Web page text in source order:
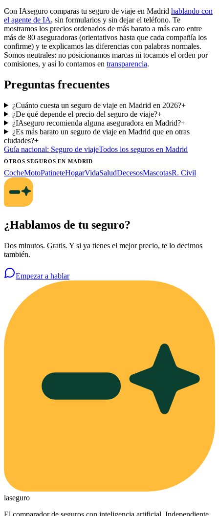
Con IAseguro comparas tu seguro de viaje en Madrid hablando con
el agente de IA, sin formularios y sin dejar el teléfono. Te
mostramos los precios ordenados de más barato a más caro entre
más de 80 aseguradoras (orientativos hasta que cada compañía los
confirme) y te explicamos las diferencias con palabras normales.
Somos neutrales: no posicionamos marcas ni tocamos el orden por
comisiones, y así lo contamos en transparencia.
Preguntas frecuentes
¿Cuánto cuesta un seguro de viaje en Madrid en 2026?+
¿De qué depende el precio del seguro de viaje?+
¿IAseguro recomienda alguna aseguradora en Madrid?+
¿Es más barato un seguro de viaje en Madrid que en otras
ciudades?+
Guía nacional: Seguro de viajeTodos los seguros en Madrid
OTROS SEGUROSEN MADRID
CocheMotoPatineteHogarVidaSaludDecesosMascotasR. Civil
¿Hablamos de tu seguro?
Dos minutos. Gratis. Y si ya tienes el mejor precio, te lo decimos
también.
Empezar a hablar
iaseguro
El comparador de seguros con inteligencia artificial. Independiente